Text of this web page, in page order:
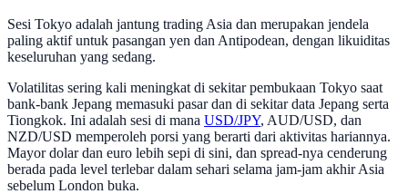
Sesi Tokyo adalah jantung trading Asia dan merupakan jendela
paling aktif untuk pasangan yen dan Antipodean, dengan likuiditas
keseluruhan yang sedang.
Volatilitas sering kali meningkat di sekitar pembukaan Tokyo saat
bank-bank Jepang memasuki pasar dan di sekitar data Jepang serta
Tiongkok. Ini adalah sesi di mana USD/JPY, AUD/USD, dan
NZD/USD memperoleh porsi yang berarti dari aktivitas hariannya.
Mayor dolar dan euro lebih sepi di sini, dan spread-nya cenderung
berada pada level terlebar dalam sehari selama jam-jam akhir Asia
sebelum London buka.